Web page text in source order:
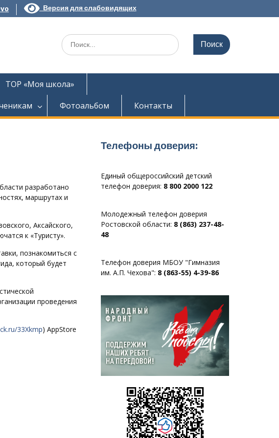
Версия для слабовидящих
Search
for:
ТОР «Моя школа»
Фотоальбом Контакты
разработано
маршрутах и
Аксайского,
к «Туристу».
познакомиться с
который будет
проведения
33Xkmp) AppStore
Телефоны доверия:
Единый общероссийский детский
телефон доверия: 8 800 2000 122
Молодежный телефон доверия
Ростовской области: 8 (863) 237-48-
48
Телефон доверия МБОУ "Гимназия
им. А.П. Чехова": 8 (863-55) 4-39-86